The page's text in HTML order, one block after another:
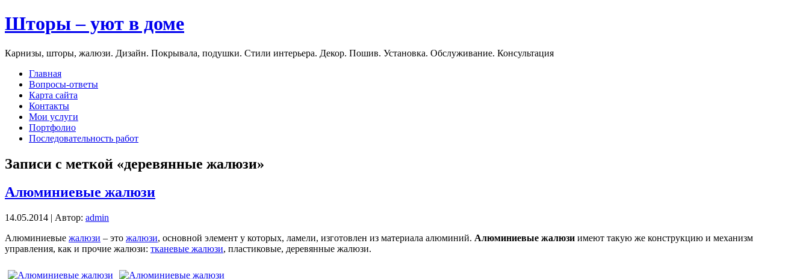
Шторы – уют в доме
Карнизы, шторы, жалюзи. Дизайн. Покрывала, подушки. Стили интерьера. Декор. Пошив. Установка. Обслуживание. Консультация
Главная
Вопросы-ответы
Карта сайта
Контакты
Мои услуги
Портфолио
Последовательность работ
Записи с меткой «деревянные жалюзи»
Алюминиевые жалюзи
14.05.2014 | Автор: admin
Алюминиевые жалюзи – это жалюзи, основной элемент у которых, ламели, изготовлен из материала алюминий. Алюминиевые жалюзи имеют такую же конструкцию и механизм
управления, как и прочие жалюзи: тканевые жалюзи, пластиковые, деревянные жалюзи.